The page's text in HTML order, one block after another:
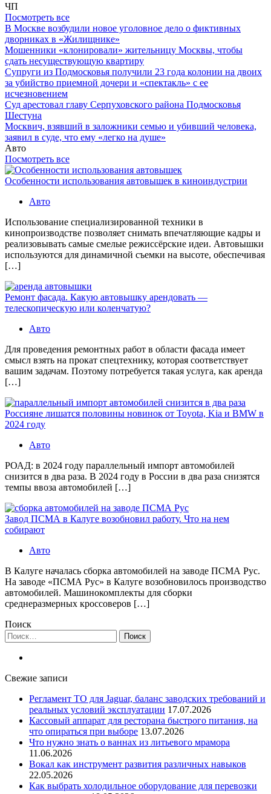
ЧП
Посмотреть все
В Москве возбудили новое уголовное дело о фиктивных
дворниках в «Жилищнике»
Мошенники «клонировали» жительницу Москвы, чтобы
сдать несуществующую квартиру
Супруги из Подмосковья получили 23 года колонии на двоих
за убийство приемной дочери и «спектакль» с ее
исчезновением
Суд арестовал главу Серпуховского района Подмосковья
Шестуна
Москвич, взявший в заложники семью и убивший человека,
заявил в суде, что ему «легко на душе»
Авто
Посмотреть все
Особенности использования автовышек в киноиндустрии
Авто
Использование специализированной техники в
кинопроизводстве позволяет снимать впечатляющие кадры и
реализовывать самые смелые режиссёрские идеи. Автовышки
используются для динамичной съемки на высоте, обеспечивая
[…]
Ремонт фасада. Какую автовышку арендовать —
телескопическую или коленчатую?
Авто
Для проведения ремонтных работ в области фасада имеет
смысл взять на прокат спецтехнику, которая соответствует
вашим задачам. Поэтому потребуется такая услуга, как аренда
[…]
Россияне лишатся половины новинок от Toyota, Kia и BMW в
2024 году
Авто
РОАД: в 2024 году параллельный импорт автомобилей
снизится в два раза. В 2024 году в России в два раза снизятся
темпы ввоза автомобилей […]
Завод ПСМА в Калуге возобновил работу. Что на нем
собирают
Авто
В Калуге началась сборка автомобилей на заводе ПСМА Рус.
На заводе «ПСМА Рус» в Калуге возобновилось производство
автомобилей. Машинокомплекты для сборки
среднеразмерных кроссоверов […]
Поиск
Найти:
Свежие записи
Регламент ТО для Jaguar, баланс заводских требований и
реальных условий эксплуатации 17.07.2026
Кассовый аппарат для ресторана быстрого питания, на
что опираться при выборе 13.07.2026
Что нужно знать о ваннах из литьевого мрамора
11.06.2026
Вокал как инструмент развития различных навыков
22.05.2026
Как выбрать холодильное оборудование для перевозки